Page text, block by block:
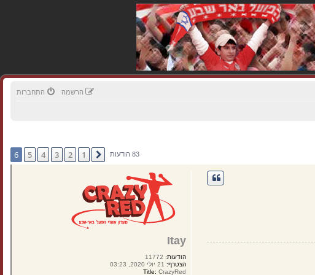
התחברות הרשמה
83 הודעות הקודם 1
2
3
4
5
6
Itay
הודעות:11772
הצטרף:21 יולי 2020, 03:23
Title: CrazyRed